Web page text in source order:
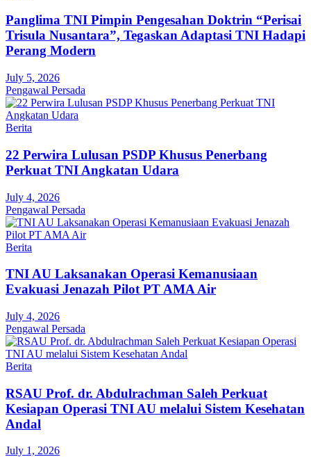
Panglima TNI Pimpin Pengesahan Doktrin “Perisai
Trisula Nusantara”, Tegaskan Adaptasi TNI Hadapi
Perang Modern
July 5, 2026
Pengawal Persada
Berita
22 Perwira Lulusan PSDP Khusus Penerbang
Perkuat TNI Angkatan Udara
July 4, 2026
Pengawal Persada
Berita
TNI AU Laksanakan Operasi Kemanusiaan
Evakuasi Jenazah Pilot PT AMA Air
July 4, 2026
Pengawal Persada
Berita
RSAU Prof. dr. Abdulrachman Saleh Perkuat
Kesiapan Operasi TNI AU melalui Sistem Kesehatan
Andal
July 1, 2026